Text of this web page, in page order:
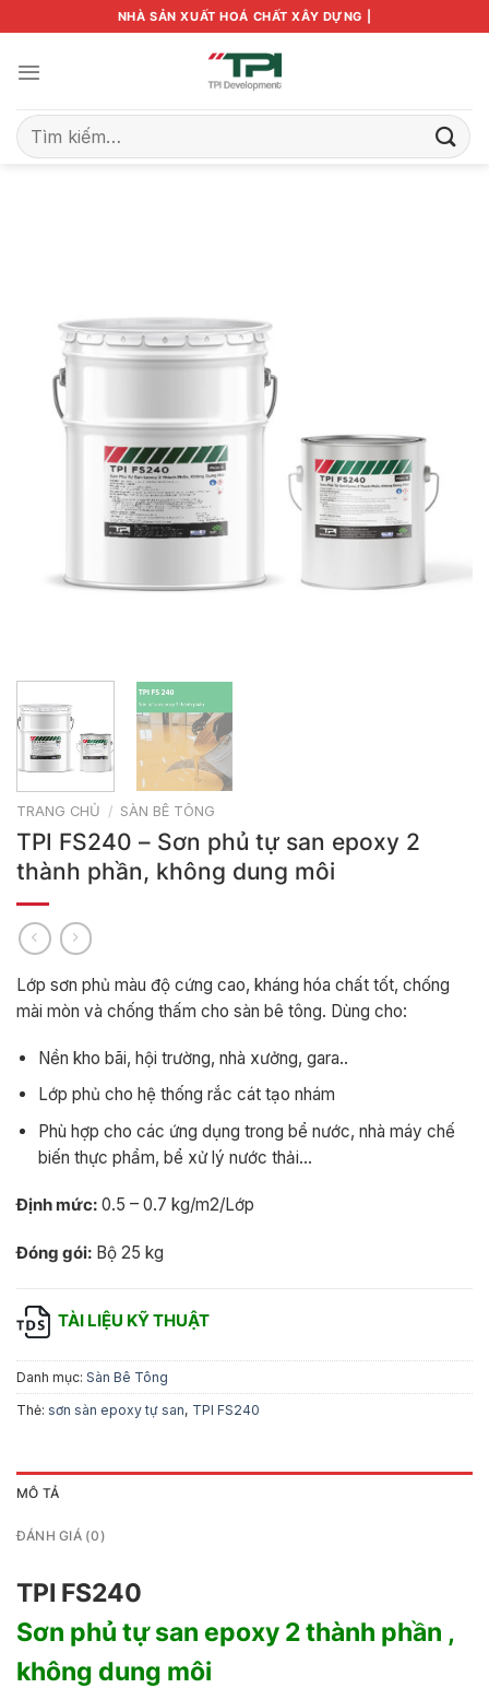
qua
nội
NHÀ SẢN XUẤT HOÁ CHẤT XÂY DỰNG |
Tìm
kiếm:
TRANG CHỦ / SÀN BÊ TÔNG
TPI FS240 – Sơn phủ tự san epoxy 2
thành phần, không dung môi
Lớp sơn phủ màu độ cứng cao, kháng hóa chất tốt, chống
mài mòn và chống thấm cho sàn bê tông. Dùng cho:
Nền kho bãi, hội trường, nhà xưởng, gara..
Lớp phủ cho hệ thống rắc cát tạo nhám
Phù hợp cho các ứng dụng trong bể nước, nhà máy chế
biến thực phẩm, bể xử lý nước thải…
Định mức: 0.5 – 0.7 kg/m2/Lớp
Đóng gói: Bộ 25 kg
TÀI LIỆU KỸ THUẬT
Danh mục: Sàn Bê Tông
Thẻ: sơn sàn epoxy tự san, TPI FS240
MÔ TẢ
ĐÁNH GIÁ (0)
TPI FS240
Sơn phủ tự san epoxy 2 thành phần ,
không dung môi